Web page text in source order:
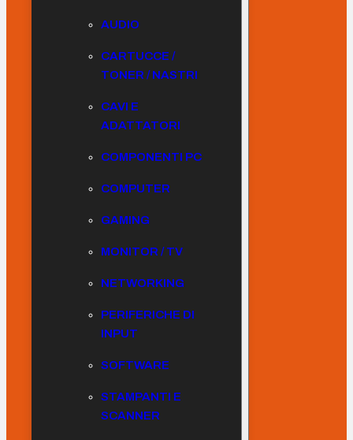
AUDIO
CARTUCCE /
TONER / NASTRI
CAVI E
ADATTATORI
COMPONENTI PC
COMPUTER
GAMING
MONITOR / TV
NETWORKING
PERIFERICHE DI
INPUT
SOFTWARE
STAMPANTI E
SCANNER